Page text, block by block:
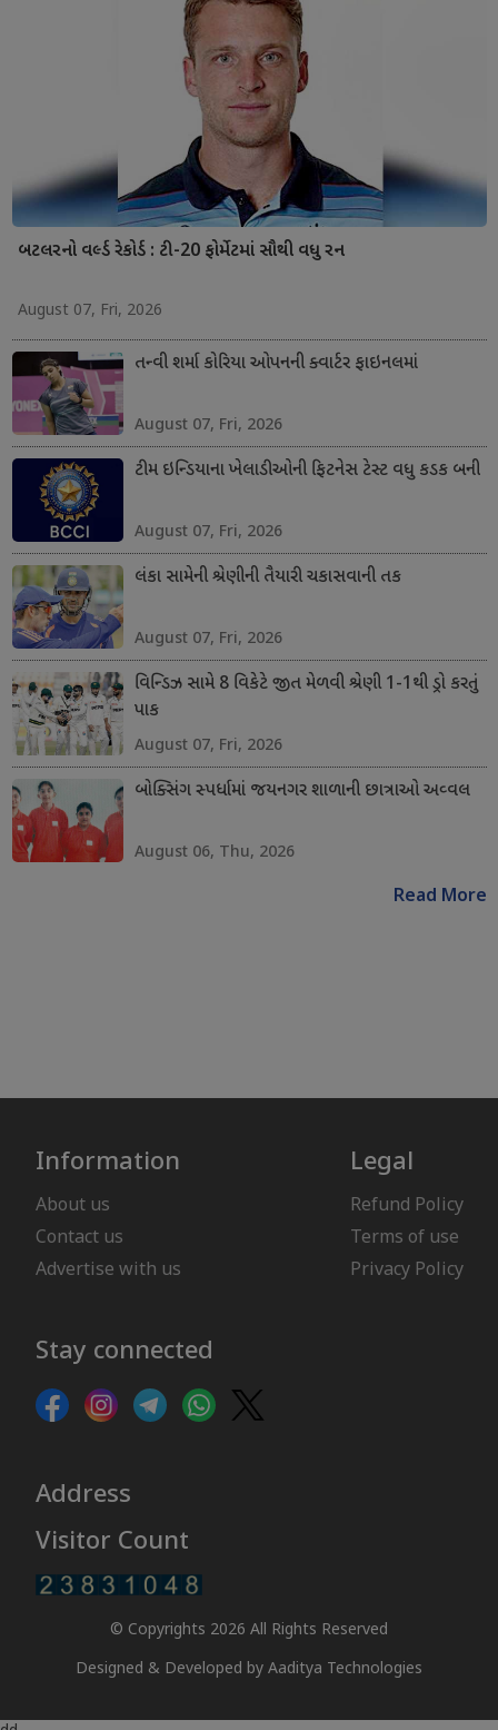
બટલરનો વર્લ્ડ રેકોર્ડ : ટી-20 ફોર્મેટમાં સૌથી વધુ રન
August 07, Fri, 2026
તન્વી શર્મા કોરિયા ઓપનની ક્વાર્ટર ફાઇનલમાં
August 07, Fri, 2026
ટીમ ઇન્ડિયાના ખેલાડીઓની ફિટનેસ ટેસ્ટ વધુ કડક બની
August 07, Fri, 2026
લંકા સામેની શ્રેણીની તૈયારી ચકાસવાની તક
August 07, Fri, 2026
વિન્ડિઝ સામે 8 વિકેટે જીત મેળવી શ્રેણી 1-1થી ડ્રો કરતું
પાક
August 07, Fri, 2026
બોક્સિંગ સ્પર્ધામાં જયનગર શાળાની છાત્રાઓ અવ્વલ
August 06, Thu, 2026
Read More
Information
About us
Contact us
Advertise with us
Legal
Refund Policy
Terms of use
Privacy Policy
Stay connected
Address
Visitor Count
© Copyrights 2026 All Rights Reserved
Designed & Developed by Aaditya Technologies